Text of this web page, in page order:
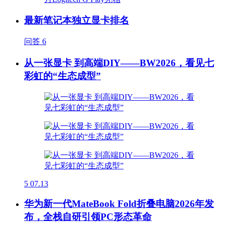
最新笔记本独立显卡排名
问答 6
从一张显卡 到高端DIY——BW2026，看见七
彩虹的“生态成型”
5 07.13
华为新一代MateBook Fold折叠电脑2026年发
布，全栈自研引领PC形态革命